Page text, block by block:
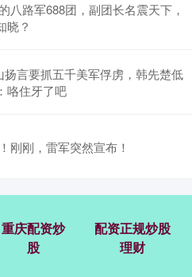
八路军688团，副团长名震天下，
晓？
扬言要抓五千美军俘虏，韩先楚低
咯住牙了吧
刚刚，雷军突然宣布！
重庆配资炒
股
配资正规炒股
理财